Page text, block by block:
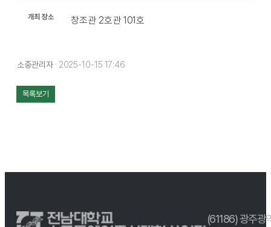
개최 장소 창조관 2호관 101호
소중관리자 · 2025-10-15 17:46
목록보기
(61186) 광주광